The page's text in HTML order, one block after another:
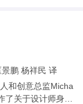
点。在这些天才
品行业从一些家
展成为一个产值
业。公司管理层们
增的工作量和最
度，对称得上经
绍。关键词
万变，几个世纪以
发生着革命性的
扑着粉的假发头
鹏 杨祥民 译
和创意总监Micha
了关于设计师身